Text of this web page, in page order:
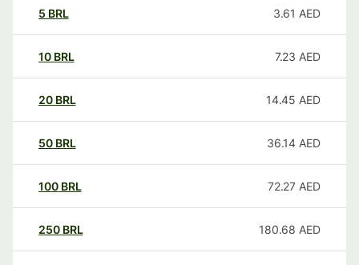
5 BRL 3.61 AED
10 BRL 7.23 AED
20 BRL 14.45 AED
50 BRL 36.14 AED
100 BRL 72.27 AED
250 BRL 180.68 AED